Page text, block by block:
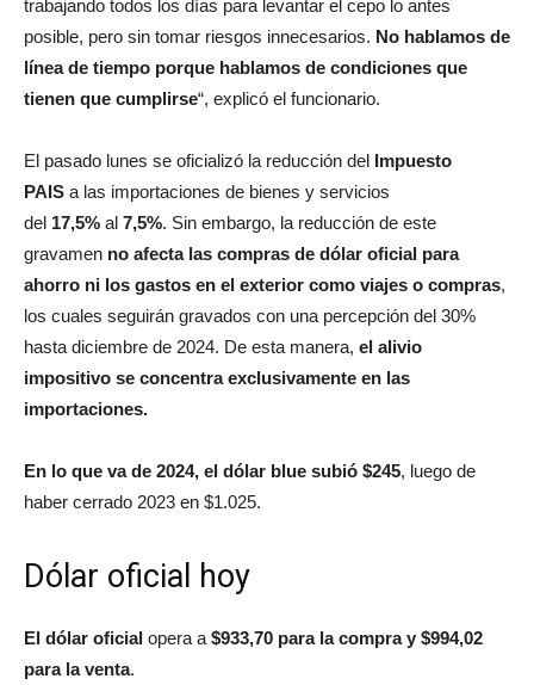
trabajando todos los días para levantar el cepo lo antes
posible, pero sin tomar riesgos innecesarios. No hablamos de
línea de tiempo porque hablamos de condiciones que
tienen que cumplirse“, explicó el funcionario.
El pasado lunes se oficializó la reducción del Impuesto
PAIS a las importaciones de bienes y servicios
del 17,5% al 7,5%. Sin embargo, la reducción de este
gravamen no afecta las compras de dólar oficial para
ahorro ni los gastos en el exterior como viajes o compras,
los cuales seguirán gravados con una percepción del 30%
hasta diciembre de 2024. De esta manera, el alivio
impositivo se concentra exclusivamente en las
importaciones.
En lo que va de 2024, el dólar blue subió $245, luego de
haber cerrado 2023 en $1.025.
Dólar oficial hoy
El dólar oficial opera a $933,70 para la compra y $994,02
para la venta.